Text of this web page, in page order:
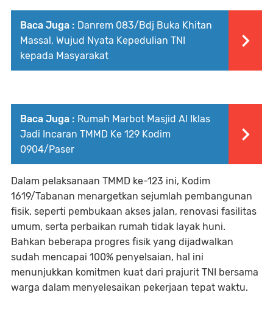
Baca Juga : Danrem 083/Bdj Buka Khitan
Massal, Wujud Nyata Kepedulian TNI
kepada Masyarakat
Baca Juga : Rumah Marbot Masjid Al Iklas
Jadi Incaran TMMD Ke 129 Kodim
0904/Paser
Dalam pelaksanaan TMMD ke-123 ini, Kodim
1619/Tabanan menargetkan sejumlah pembangunan
fisik, seperti pembukaan akses jalan, renovasi fasilitas
umum, serta perbaikan rumah tidak layak huni.
Bahkan beberapa progres fisik yang dijadwalkan
sudah mencapai 100% penyelsaian, hal ini
menunjukkan komitmen kuat dari prajurit TNI bersama
warga dalam menyelesaikan pekerjaan tepat waktu.